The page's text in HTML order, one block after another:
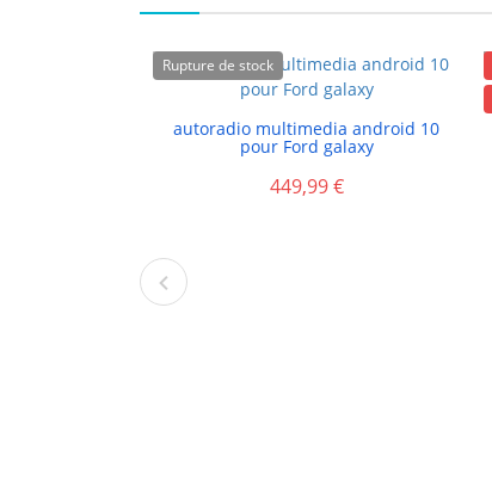
Rupture de stock

autoradio multimedia android 10
pour Ford galaxy
449,99 €